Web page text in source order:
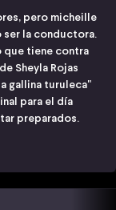
pero micheille
ser la conductora.
que tiene contra
Sheyla Rojas
gallina turuleca"
para el día
preparados.